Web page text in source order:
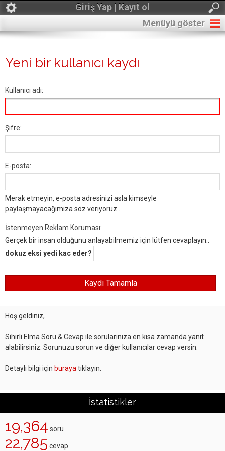
Giriş Yap | Kayıt ol
Menüyü göster
Yeni bir kullanıcı kaydı
Kullanıcı adı:
Şifre:
E-posta:
Merak etmeyin, e-posta adresinizi asla kimseyle
paylaşmayacağımıza söz veriyoruz...
İstenmeyen Reklam Koruması:
Gerçek bir insan olduğunu anlayabilmemiz için lütfen cevaplayın:.
dokuz eksi yedi kac eder?
Hoş geldiniz,
Sihirli Elma Soru & Cevap ile sorularınıza en kısa zamanda yanıt
alabilirsiniz. Sorunuzu sorun ve diğer kullanıcılar cevap versin.
Detaylı bilgi için buraya tıklayın.
İstatistikler
19,364 soru
22,785 cevap